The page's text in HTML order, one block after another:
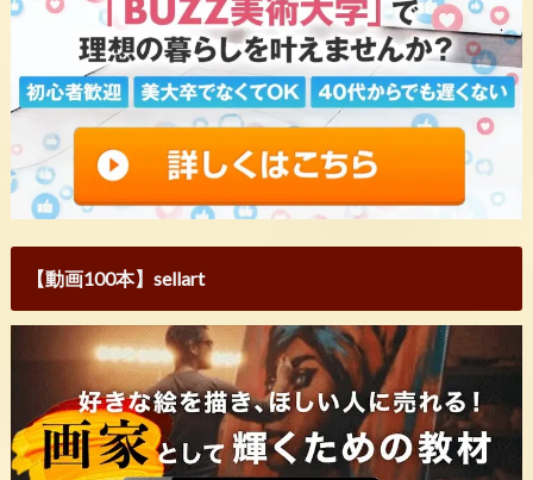
【動画100本】sellart